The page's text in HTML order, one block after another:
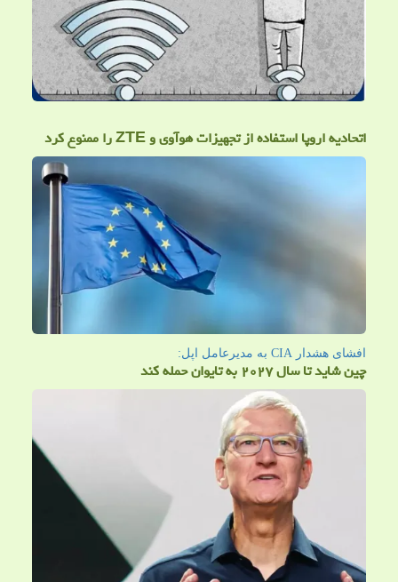
اتحادیه اروپا استفاده از تجهیزات هوآوی و ZTE را ممنوع کرد
افشای هشدار CIA به مدیرعامل اپل:
چین شاید تا سال ۲۰۲۷ به تایوان حمله کند